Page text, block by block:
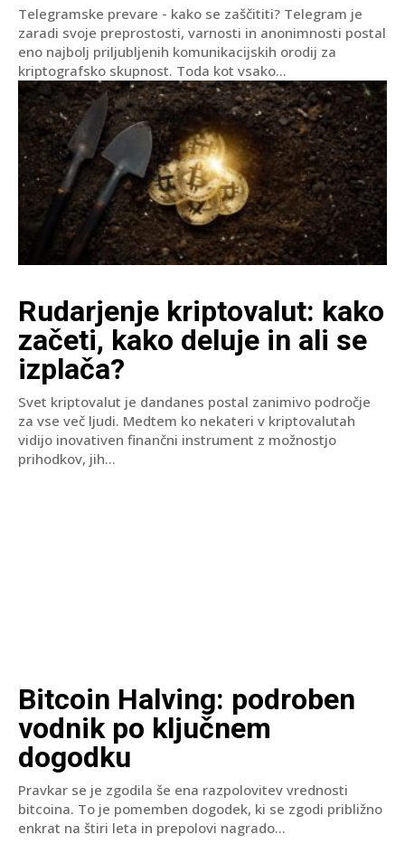
Telegramske prevare - kako se zaščititi? Telegram je
zaradi svoje preprostosti, varnosti in anonimnosti postal
eno najbolj priljubljenih komunikacijskih orodij za
kriptografsko skupnost. Toda kot vsako...
Rudarjenje kriptovalut: kako
začeti, kako deluje in ali se
izplača?
Svet kriptovalut je dandanes postal zanimivo področje
za vse več ljudi. Medtem ko nekateri v kriptovalutah
vidijo inovativen finančni instrument z možnostjo
prihodkov, jih...
Bitcoin Halving: podroben
vodnik po ključnem
dogodku
Pravkar se je zgodila še ena razpolovitev vrednosti
bitcoina. To je pomemben dogodek, ki se zgodi približno
enkrat na štiri leta in prepolovi nagrado...